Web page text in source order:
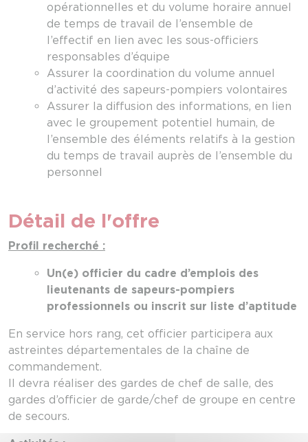
opérationnelles et du volume horaire annuel
de temps de travail de l’ensemble de
l’effectif en lien avec les sous-officiers
responsables d’équipe
Assurer la coordination du volume annuel
d’activité des sapeurs-pompiers volontaires
Assurer la diffusion des informations, en lien
avec le groupement potentiel humain, de
l’ensemble des éléments relatifs à la gestion
du temps de travail auprès de l’ensemble du
personnel
Détail de l'offre
Profil recherché :
Un(e) officier du cadre d’emplois des
lieutenants de sapeurs-pompiers
professionnels ou inscrit sur liste d’aptitude
En service hors rang, cet officier participera aux
astreintes départementales de la chaîne de
commandement.
Il devra réaliser des gardes de chef de salle, des
gardes d’officier de garde/chef de groupe en centre
de secours.